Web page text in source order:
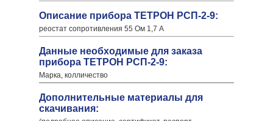
Описание прибора ТЕТРОН РСП-2-9:
реостат сопротивления 55 Ом 1,7 А
Данные необходимые для заказа
прибора ТЕТРОН РСП-2-9:
Марка, колличество
Дополнительные материалы для
скачивания: